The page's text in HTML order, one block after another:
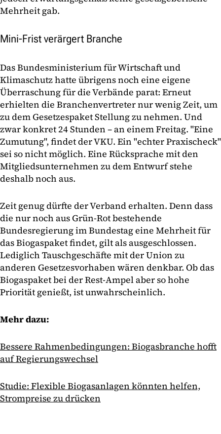
Mehrheit gab.
Mini-Frist verärgert Branche
Das Bundesministerium für Wirtschaft und
Klimaschutz hatte übrigens noch eine eigene
Überraschung für die Verbände parat: Erneut
erhielten die Branchenvertreter nur wenig Zeit, um
zu dem Gesetzespaket Stellung zu nehmen. Und
zwar konkret 24 Stunden – an einem Freitag. "Eine
Zumutung", findet der VKU. Ein "echter Praxischeck"
sei so nicht möglich. Eine Rücksprache mit den
Mitgliedsunternehmen zu dem Entwurf stehe
deshalb noch aus.
Zeit genug dürfte der Verband erhalten. Denn dass
die nur noch aus Grün-Rot bestehende
Bundesregierung im Bundestag eine Mehrheit für
das Biogaspaket findet, gilt als ausgeschlossen.
Lediglich Tauschgeschäfte mit der Union zu
anderen Gesetzesvorhaben wären denkbar. Ob das
Biogaspaket bei der Rest-Ampel aber so hohe
Priorität genießt, ist unwahrscheinlich.
Mehr dazu:
Bessere Rahmenbedingungen: Biogasbranche hofft
auf Regierungswechsel
Studie: Flexible Biogasanlagen könnten helfen,
Strompreise zu drücken